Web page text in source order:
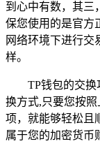
到心中有数，其三
保您使用的是官方
网络环境下进行交
样。
TP钱包的交
换方式,只要您按
项，就能够轻松且
属于您的加密货币